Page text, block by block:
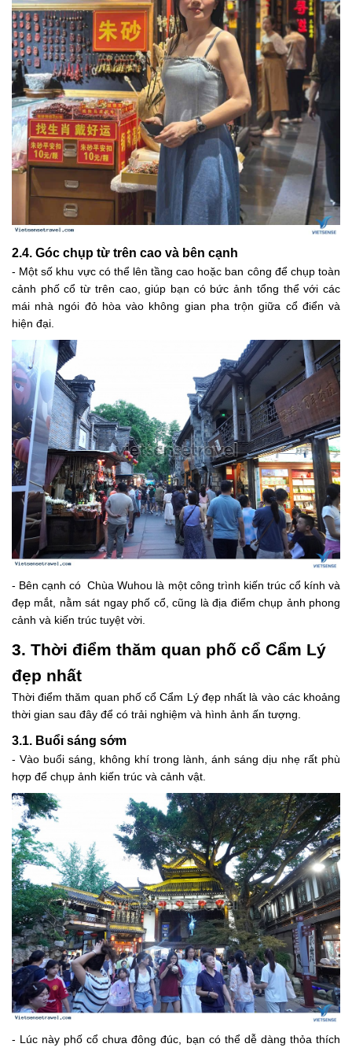
2.4. Góc chụp từ trên cao và bên cạnh
- Một số khu vực có thể lên tầng cao hoặc ban công để chụp toàn
cảnh phố cổ từ trên cao, giúp bạn có bức ảnh tổng thể với các
mái nhà ngói đỏ hòa vào không gian pha trộn giữa cổ điển và
hiện đại.
- Bên cạnh có Chùa Wuhou là một công trình kiến trúc cổ kính và
đẹp mắt, nằm sát ngay phố cổ, cũng là địa điểm chụp ảnh phong
cảnh và kiến trúc tuyệt vời.
3. Thời điểm thăm quan phố cổ Cẩm Lý
đẹp nhất
Thời điểm thăm quan phố cổ Cẩm Lý đẹp nhất là vào các khoảng
thời gian sau đây để có trải nghiệm và hình ảnh ấn tượng.
3.1. Buổi sáng sớm
- Vào buổi sáng, không khí trong lành, ánh sáng dịu nhẹ rất phù
hợp để chụp ảnh kiến trúc và cảnh vật.
- Lúc này phố cổ chưa đông đúc, bạn có thể dễ dàng thỏa thích